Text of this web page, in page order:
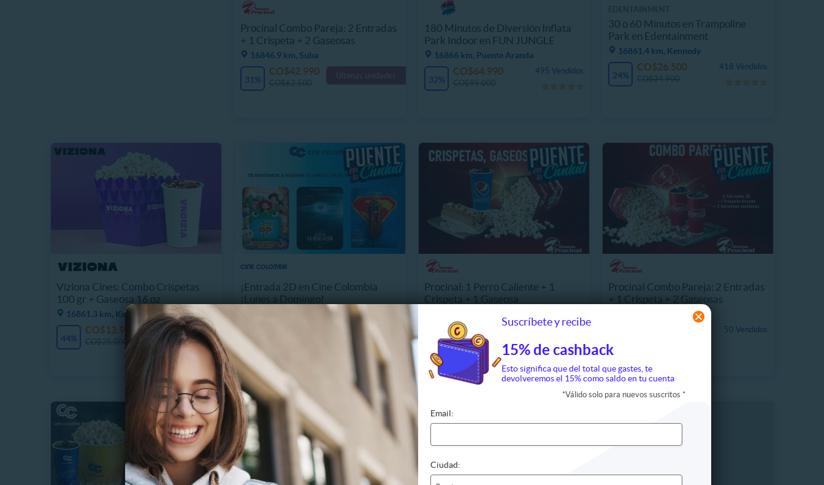
Suscríbete y recibe
15% de cashback
Esto significa que del total que gastes, te
devolveremos el 15% como saldo en tu cuenta
*Válido solo para nuevos suscritos *
Email:
Ciudad:
Procinal Combo Pareja: 2 Entradas
+ 1 Crispeta + 2 Gaseosas
16846.9 km, Suba
31% Últimas unidades
CO$42.990
180 Minutos de Diversión Inflata
Park Indoor en FUN JUNGLE
16866 km, Puente Aranda
32%
495 Vendidos
CO$64.990
30 o 60 Minutos en Trampoline
Park en Edentainment
16861.4 km, Kennedy
24%
418 Vendidos
CO$26.500
Viziona Cines: Combo Crispetas
100 gr + Gaseosa 16 oz
16861.3 km, Kennedy
44%
347 Vendidos
CO$13.990
¡Entrada 2D en Cine Colombia
¡Lunes a Domingo!
Procinal: 1 Perro Caliente + 1
Crispeta + 1 Gaseosa
17%
54 Vendidos
CO$24.990
CO$30.000
Procinal Combo Pareja: 2 Entradas
+ 1 Crispeta + 2 Gaseosas
50 Vendidos